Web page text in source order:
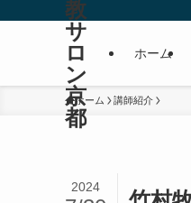
教
サ
ロ
ン
京
都
ホーム
ホーム 講師紹介
2024